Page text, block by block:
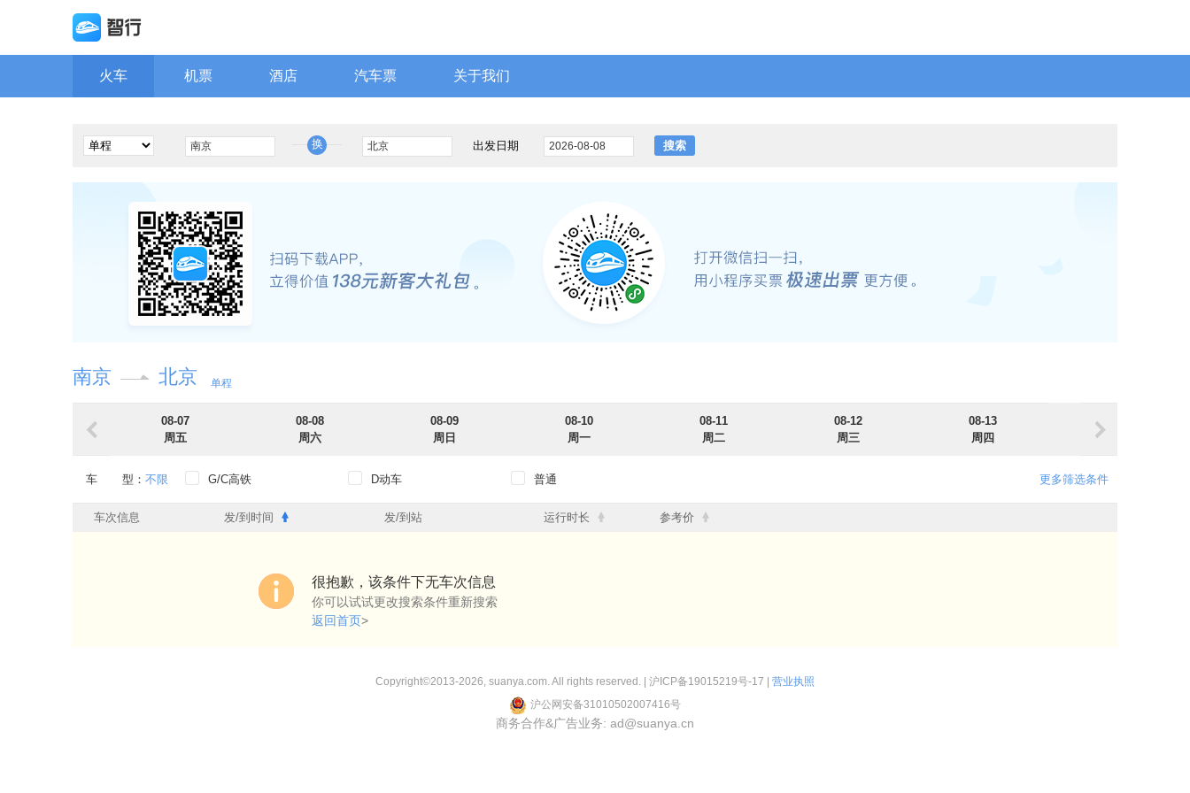
火车 机票 酒店 汽车票 关于我们
换 出发日期 搜索
南京 北京 单程
08-07
周五
08-08
周六
08-09
周日
08-10
周一
08-11
周二
08-12
周三
08-13
周四
车 型： 不限 G/C高铁 D动车 普通
出发时段： 0点-6点 6点-12点 12点-18点 18点-24点
更多筛选条件
车次信息 发/到时间 发/到站 运行时长 参考价
很抱歉，该条件下无车次信息
你可以试试更改搜索条件重新搜索
返回首页>
Copyright©2013-2026, suanya.com. All rights reserved. | 沪ICP备19015219号-17
营业执照
沪公网安备31010502007416号
商务合作&广告业务: ad@suanya.cn